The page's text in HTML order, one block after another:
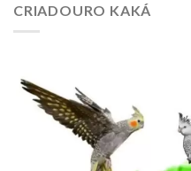
CRIADOURO KAKÁ